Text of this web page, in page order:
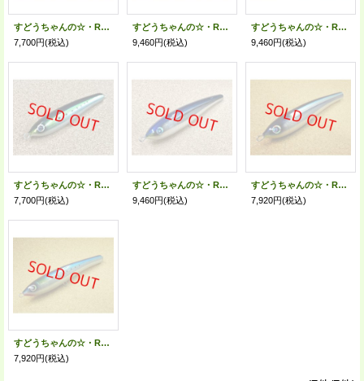
すどうちゃんの☆・Rolling Dive 160 トリプルフック仕様
7,700円(税込)
すどうちゃんの☆・Rolling Dive 225/シイラ(フラットアルミ)
9,460円(税込)
すどうちゃんの☆・Rolling Dive 225
9,460円(税込)
すどうちゃんの☆・Rolling Dive 160
7,700円(税込)
すどうちゃんの☆・Rolling Dive 225/サンマ
9,460円(税込)
すどうちゃんの☆・Rolling Dive 180/サンマ
7,920円(税込)
すどうちゃんの☆・Rolling Dive
7,920円(税込)